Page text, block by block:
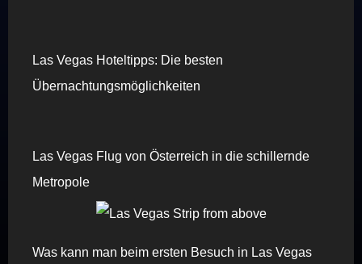
Las Vegas Hoteltipps: Die besten
Übernachtungsmöglichkeiten
Las Vegas Flug von Österreich in die schillernde
Metropole
Was kann man beim ersten Besuch in Las Vegas